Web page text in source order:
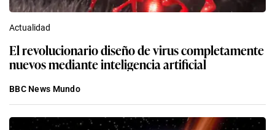
Actualidad
El revolucionario diseño de virus completamente
nuevos mediante inteligencia artificial
BBC News Mundo